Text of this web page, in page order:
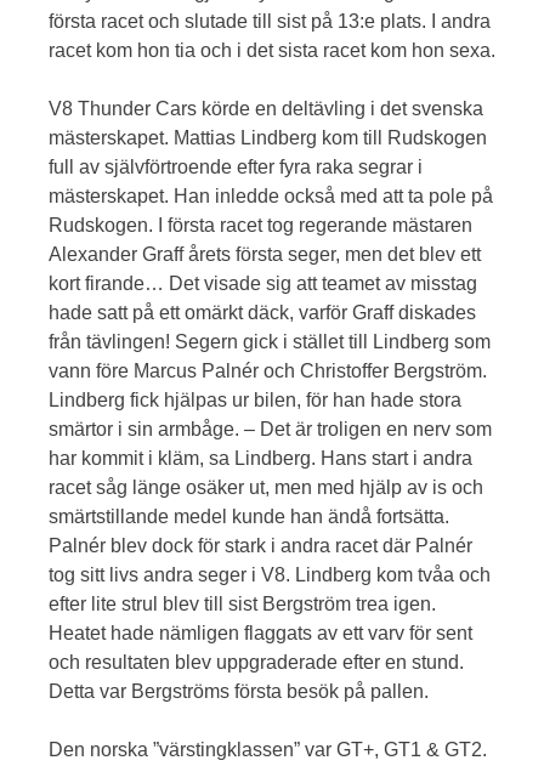
första racet och slutade till sist på 13:e plats. I andra
racet kom hon tia och i det sista racet kom hon sexa.
V8 Thunder Cars körde en deltävling i det svenska
mästerskapet. Mattias Lindberg kom till Rudskogen
full av självförtroende efter fyra raka segrar i
mästerskapet. Han inledde också med att ta pole på
Rudskogen. I första racet tog regerande mästaren
Alexander Graff årets första seger, men det blev ett
kort firande… Det visade sig att teamet av misstag
hade satt på ett omärkt däck, varför Graff diskades
från tävlingen! Segern gick i stället till Lindberg som
vann före Marcus Palnér och Christoffer Bergström.
Lindberg fick hjälpas ur bilen, för han hade stora
smärtor i sin armbåge. – Det är troligen en nerv som
har kommit i kläm, sa Lindberg. Hans start i andra
racet såg länge osäker ut, men med hjälp av is och
smärtstillande medel kunde han ändå fortsätta.
Palnér blev dock för stark i andra racet där Palnér
tog sitt livs andra seger i V8. Lindberg kom tvåa och
efter lite strul blev till sist Bergström trea igen.
Heatet hade nämligen flaggats av ett varv för sent
och resultaten blev uppgraderade efter en stund.
Detta var Bergströms första besök på pallen.
Den norska ”värstingklassen” var GT+, GT1 & GT2.